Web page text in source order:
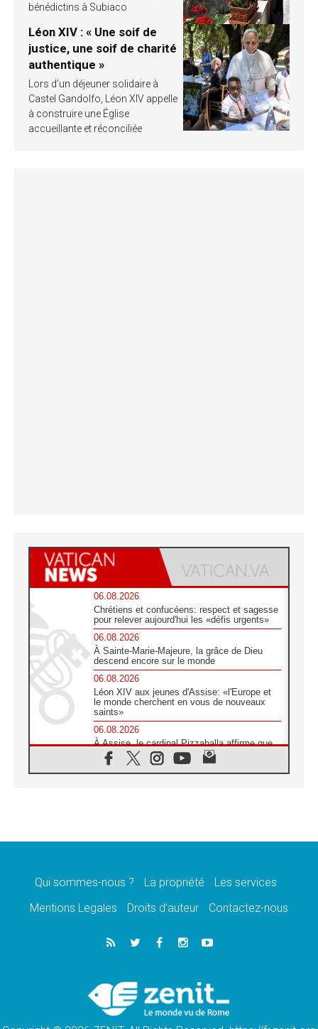
bénédictins à Subiaco
Léon XIV : « Une soif de
justice, une soif de charité
authentique »
Lors d’un déjeuner solidaire à
Castel Gandolfo, Léon XIV appelle
à construire une Église
accueillante et réconciliée
06.08.2026
Chrétiens et confucéens: respect et sagesse
pour relever aujourd'hui les «défis urgents»
06.08.2026
À Sainte-Marie-Majeure, la grâce de Dieu
descend encore sur le monde
06.08.2026
Léon XIV aux jeunes d'Assise: «l'Europe et
le monde cherchent en vous de nouveaux
saints»
06.08.2026
À Assise, le cardinal Pizzaballa affirme que
«les chrétiens veulent la paix»
06.08.2026
message de paix et de dignité humaine»
«La visite du Pape en Uruguay renforcera
l'espérance» affirme Mgr Tróccoli
05.08.2026
Le nonce en Ukraine: «Il est inquiétant
Léon XIV au Pérou, une lueur d'espoir pour
un peuple en quête de paix
Qui sommes-nous ? La propriété
Les services
Mentions Legales
Droits d’auteur Contactez-nous